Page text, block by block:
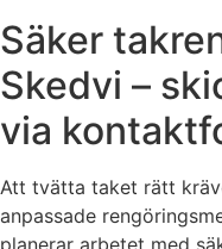
Säker
Skedvi –
via
Att tvätta taket rätt
anpassade
planerar arbetet med